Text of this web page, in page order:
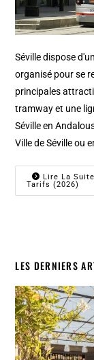
Séville dispose
organisé pour se
principales
tramway et une
Séville en
Ville de Séville ou
Lire La
Tarifs (2026)
LES DERNIERS